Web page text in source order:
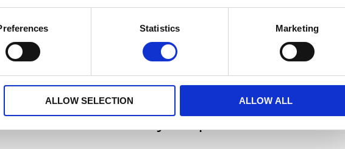
Statistics Marketing
ALLOW SELECTION ALLOW ALL